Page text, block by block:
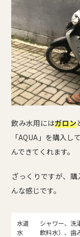
飲み水用にはガロン
「AQUA」を購入
んできてくれます。
ざっくりですが、
んな感じです。
水道
水
シャワー、洗
飲料水）、歯